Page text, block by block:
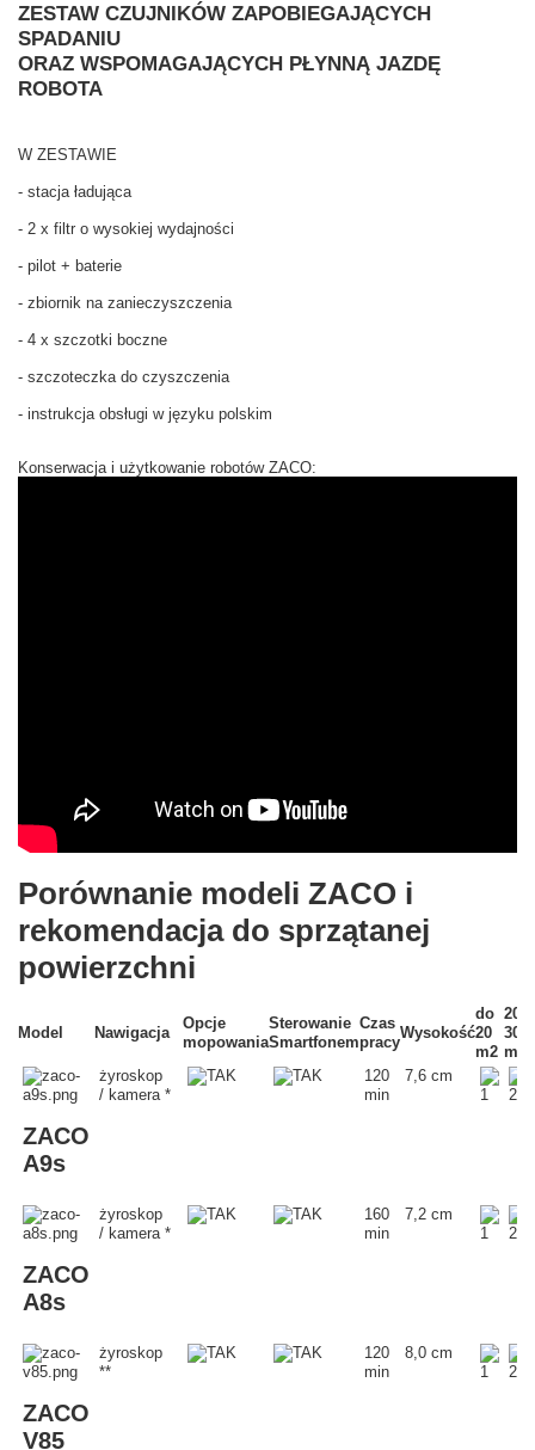
ZESTAW CZUJNIKÓW ZAPOBIEGAJĄCYCH
SPADANIU
ORAZ WSPOMAGAJĄCYCH PŁYNNĄ JAZDĘ
ROBOTA
W ZESTAWIE
- stacja ładująca
- 2 x filtr o wysokiej wydajności
- pilot + baterie
- zbiornik na zanieczyszczenia
- 4 x szczotki boczne
- szczoteczka do czyszczenia
- instrukcja obsługi w języku polskim
Konserwacja i użytkowanie robotów ZACO:
Porównanie modeli ZACO i
rekomendacja do sprzątanej
powierzchni
Model Nawigacja
Opcje
mopowania
Sterowanie
Smartfonem
Czas
pracy
Wysokość
do
20
m2
20 -
30
m2
ZACO
A9s
żyroskop
/ kamera *
120
min
7,6 cm
ZACO
A8s
żyroskop
/ kamera *
160
min
7,2 cm
ZACO
V85
żyroskop
**
120
min
8,0 cm